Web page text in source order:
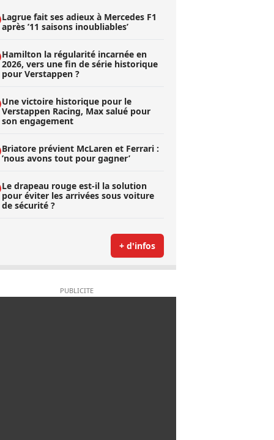
Lagrue fait ses adieux à Mercedes F1
après ’11 saisons inoubliables’
Hamilton la régularité incarnée en
2026, vers une fin de série historique
pour Verstappen ?
Une victoire historique pour le
Verstappen Racing, Max salué pour
son engagement
Briatore prévient McLaren et Ferrari :
’nous avons tout pour gagner’
Le drapeau rouge est-il la solution
pour éviter les arrivées sous voiture
de sécurité ?
+ d'infos